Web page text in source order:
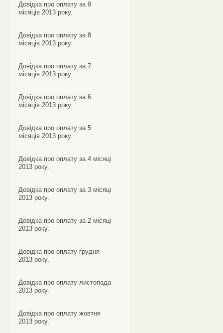
Довідка про оплату за 9
місяців 2013 року.
Довідка про оплату за 8
місяців 2013 року.
Довідка про оплату за 7
місяців 2013 року.
Довідка про оплату за 6
місяців 2013 року.
Довідка про оплату за 5
місяців 2013 року.
Довідка про оплату за 4 місяці
2013 року.
Довідка про оплату за 3 місяці
2013 року.
Довідка про оплату за 2 місяці
2013 року.
Довідка про оплату грудня
2013 року.
Довідка про оплату листопада
2013 року.
Довідка про оплату жовтня
2013 року.